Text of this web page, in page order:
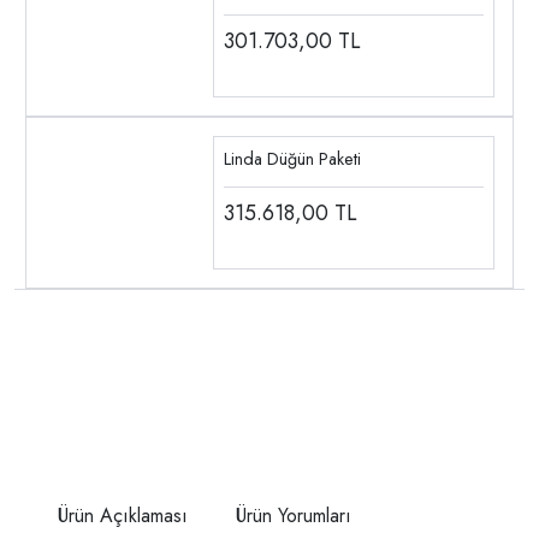
301.703,00 TL
Linda Düğün Paketi
315.618,00 TL
Ürün Açıklaması Ürün Yorumları